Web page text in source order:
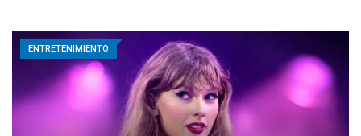
ENTRETENIMIENTO